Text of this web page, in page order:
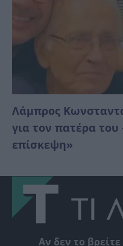
Λάμπρος
για τον πατέρα
επίσκεψη»
Αν δεν το